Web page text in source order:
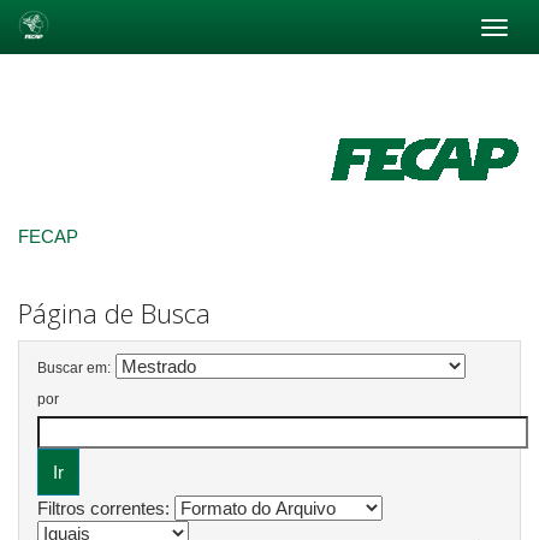
FECAP
Página de Busca
Buscar em:
por
Filtros correntes: